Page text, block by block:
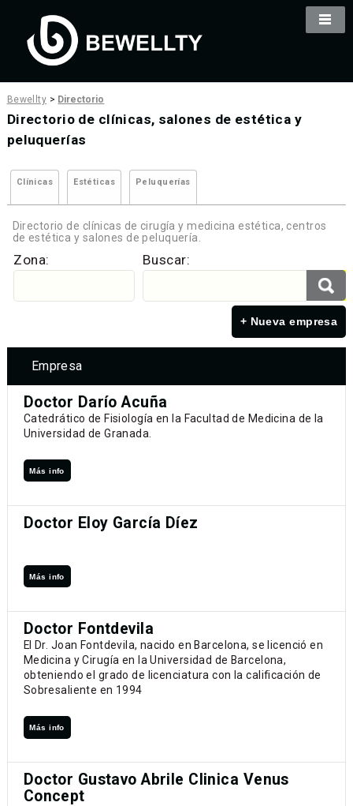
Bewellty > Directorio
Directorio de clínicas, salones de estética y
peluquerías
Clínicas Estéticas Peluquerías
Directorio de clínicas de cirugía y medicina estética, centros
de estética y salones de peluquería.
Zona: Buscar:
+ Nueva empresa
Empresa
Doctor Darío Acuña
Catedrático de Fisiología en la Facultad de Medicina de la
Universidad de Granada.
Más info
Doctor Eloy García Díez
Más info
Doctor Fontdevila
El Dr. Joan Fontdevila, nacido en Barcelona, se licenció en
Medicina y Cirugía en la Universidad de Barcelona,
obteniendo el grado de licenciatura con la calificación de
Sobresaliente en 1994
Más info
Doctor Gustavo Abrile Clinica Venus
Concept